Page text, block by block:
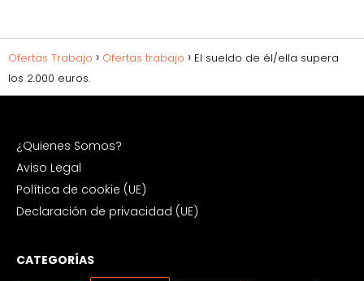
Ofertas Trabajo Ofertas trabajo
El sueldo de él/ella supera
los 2.000 euros.
¿Quienes Somos?
Aviso Legal
Política de cookie (UE)
Declaración de privacidad (UE)
CATEGORÍAS